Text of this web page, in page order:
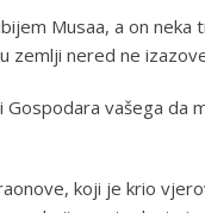
Musaa, a on
zemlji nered ne
Gospodara vašega
koji je krio